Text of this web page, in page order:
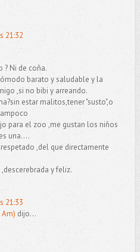
21:32
? Ni de coña.
barato y saludable y la
,si no bibi y arreando.
estar malitos,tener "susto",o
para el zoo ,me gustan los niños
una....
,del que directamente
y feliz.
21:33
dijo...